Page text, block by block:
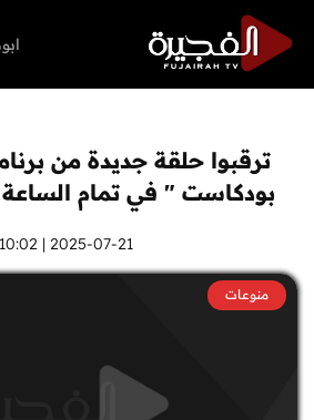
أم
ترقبوا حلقة جديدة من
بودكاست " في تمام
2025-07-21 | 10:02
منوعات